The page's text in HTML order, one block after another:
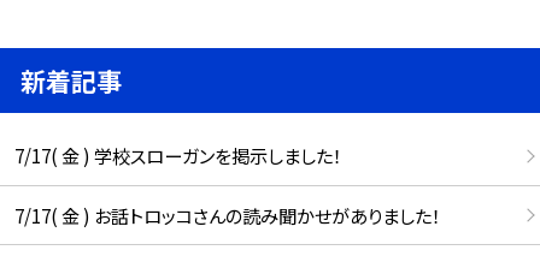
新着記事
7/17( 金 ) 学校スローガンを掲示しました！
7/17( 金 ) お話トロッコさんの読み聞かせがありました！